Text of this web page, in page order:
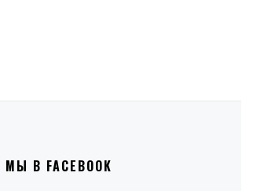
МЫ В FACEBOOK